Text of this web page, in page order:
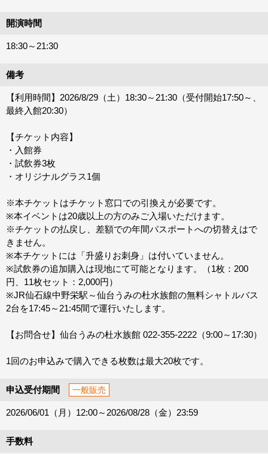
開演時間
18:30～21:30
備考
【利用時間】2026/8/29（土）18:30～21:30（受付開始17:50～、
最終入館20:30）
【チケット内容】
・入館券
・試飲券3枚
・オリジナルグラス1個
※本チケットはチケット窓口での引換えが必要です。
※本イベントは20歳以上の方のみご入場いただけます。
※チケットの払戻し、差額での年間パスポートへの切替えはで
きません。
※本チケットには「升盛りお刺身」は付いていません。
※試飲券の追加購入は現地にて可能となります。（1枚：200
円、11枚セット：2,000円）
※JR仙石線中野栄駅～仙台うみの杜水族館の無料シャトルバス
2台を17:45～21:45間で運行いたします。
【お問合せ】仙台うみの杜水族館 022-355-2222（9:00～17:30）
1回のお申込みで購入できる枚数は最大20枚です。
申込受付期間 一般販売
2026/06/01（月）12:00～2026/08/28（金）23:59
手数料